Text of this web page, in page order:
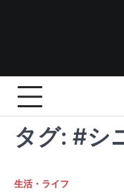
タグ: #シ
生活・ライフ